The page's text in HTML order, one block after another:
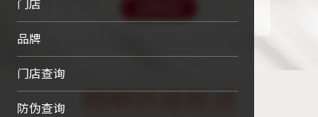
门店
品牌
门店查询
防伪查询